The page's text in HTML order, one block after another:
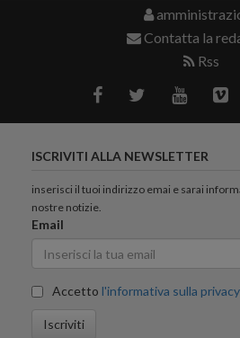
Contatta la
Rss
ISCRIVITI ALLA NEWSLETTER
inserisci il tuoi indirizzo emai e sarai
nostre notizie.
Email
Accetto l'informativa sulla privacy
Iscriviti